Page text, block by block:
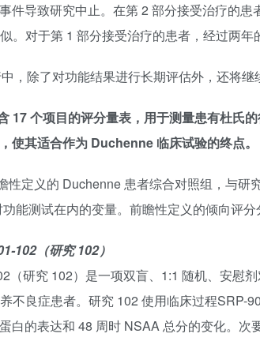
件导致研究中止。在第 2 部分接受治疗的
。对于第 1 部分接受治疗的患者，经过两年
，除了对功能结果进行长期评估外，还将继
17 个项目的评分量表，用于测量患有杜氏
使其适合作为 Duchenne 临床试验的终点。
性定义的 Duchenne 患者综合对照组，与研
能测试在内的变量。前瞻性定义的倾向评分
102（研究 102）
（研究 102）是一项双盲、1:1 随机、安慰
不良症患者。研究 102 使用临床过程SRP-
白的表达和 48 周时 NSAA 总分的变化。